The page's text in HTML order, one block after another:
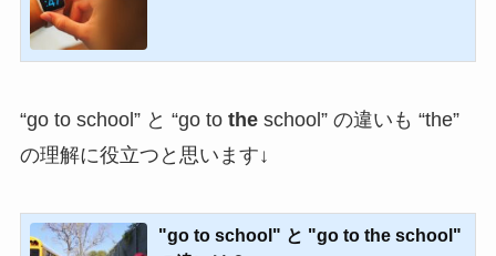
“go to school” と “go to theschool” の違いも “the”
の理解に役立つと思います↓
"go to school" と "go to the school"